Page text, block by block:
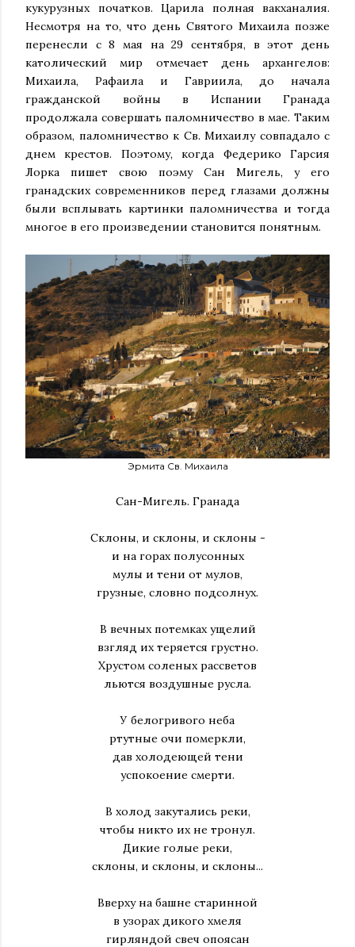
кукурузных початков. Царила полная вакханалия.
Несмотря на то, что день Святого Михаила позже
перенесли с 8 мая на 29 сентября, в этот день
католический мир отмечает день архангелов:
Михаила, Рафаила и Гавриила, до начала
гражданской войны в Испании Гранада
продолжала совершать паломничество в мае. Таким
образом, паломничество к Св. Михаилу совпадало с
днем крестов. Поэтому, когда Федерико Гарсия
Лорка пишет свою поэму Сан Мигель, у его
гранадских современников перед глазами должны
были всплывать картинки паломничества и тогда
многое в его произведении становится понятным.
Эрмита Св. Михаила
Сан-Мигель. Гранада
Склоны, и склоны, и склоны -
и на горах полусонных
мулы и тени от мулов,
грузные, словно подсолнух.
В вечных потемках ущелий
взгляд их теряется грустно.
Хрустом соленых рассветов
льются воздушные русла.
У белогривого неба
ртутные очи померкли,
дав холодеющей тени
успокоение смерти.
В холод закутались реки,
чтобы никто их не тронул.
Дикие голые реки,
склоны, и склоны, и склоны...
Вверху на башне старинной
в узорах дикого хмеля
гирляндой свеч опоясан